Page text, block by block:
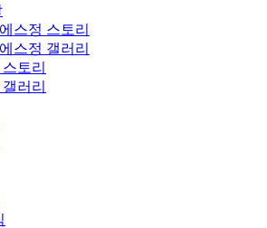
스정 스토리
스정 갤러리
토리
러리